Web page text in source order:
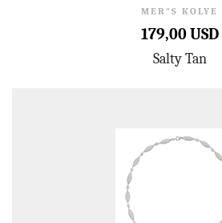
MER"S KOLYE
179,00 USD
Salty Tan